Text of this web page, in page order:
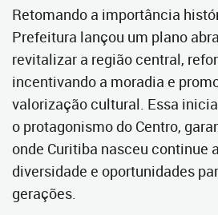
Retomando a importância
Prefeitura lançou um plano
revitalizar a região central,
incentivando a moradia e
valorização cultural. Essa
o protagonismo do Centro,
onde Curitiba nasceu continue
diversidade e oportunidades
gerações.